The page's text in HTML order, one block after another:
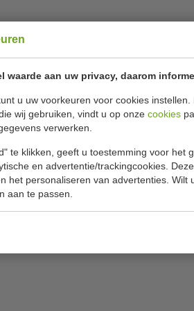
waarde aan uw privacy, daarom
u uw voorkeuren voor cookies
wij gebruiken, vindt u op onze cookies
verwerken.
te klikken, geeft u toestemming voor het
en advertentie/trackingcookies.
het personaliseren van advertenties. Wilt
aan te passen.
vrieskast
kan gemakkelijk onder een werkblad
en perfecte oplossing.
met de efficiënte compressor
ongecontroleerde
is gemakkelijk schoon te maken
isolatie en een doordachte